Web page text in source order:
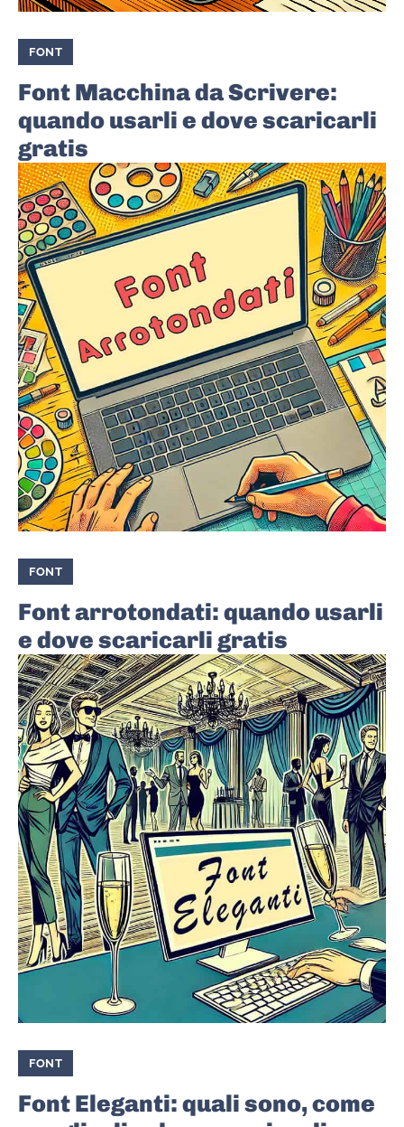
FONT
Font Macchina da Scrivere:
quando usarli e dove scaricarli
gratis
FONT
Font arrotondati: quando usarli
e dove scaricarli gratis
FONT
Font Eleganti: quali sono, come